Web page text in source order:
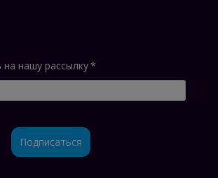
нашу рассылку*
Подписаться